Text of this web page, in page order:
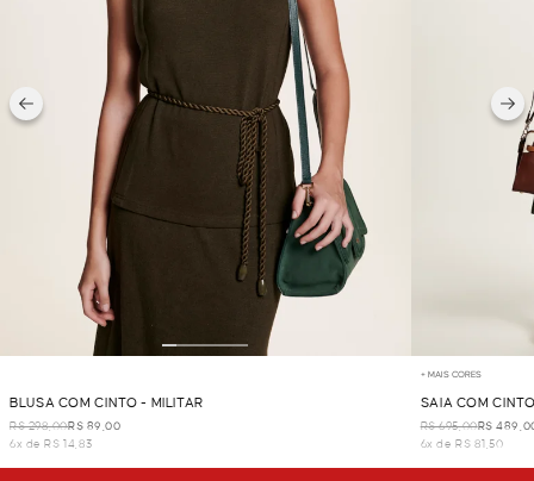
BLUSA COM CINTO - MILITAR
R$ 298,00R$ 89,00
6x de R$ 14,83
+ MAIS CORES
SAIA COM
R$ 695,00R$
6x de R$ 81,50